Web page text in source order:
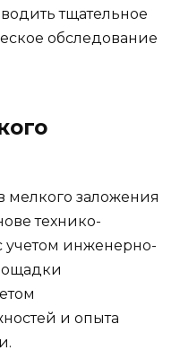
тщательное
обследование
мелкого заложения
технико-
учетом инженерно-
и опыта